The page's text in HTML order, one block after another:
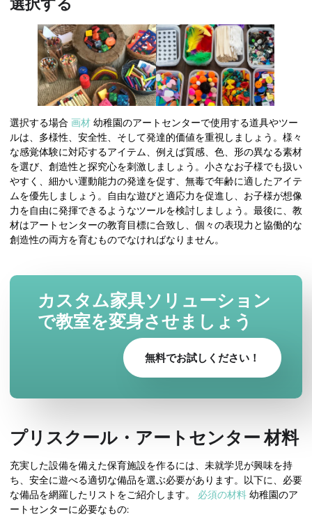
選択する場合 画材 幼稚園のアートセンターで使用する道具やツー
ルは、多様性、安全性、そして発達的価値を重視しましょう。様々
な感覚体験に対応するアイテム、例えば質感、色、形の異なる素材
を選び、創造性と探究心を刺激しましょう。小さなお子様でも扱い
やすく、細かい運動能力の発達を促す、無毒で年齢に適したアイテ
ムを優先しましょう。自由な遊びと適応力を促進し、お子様が想像
力を自由に発揮できるようなツールを検討しましょう。最後に、教
材はアートセンターの教育目標に合致し、個々の表現力と協働的な
創造性の両方を育むものでなければなりません。
カスタム家具ソリューション
で教室を変身させましょう
無料でお試しください！
プリスクール・アートセンター材料
充実した設備を備えた保育施設を作るには、未就学児が興味を持
ち、安全に遊べる適切な備品を選ぶ必要があります。以下に、必要
な備品を網羅したリストをご紹介します。
必須の材料 幼稚園のア
ートセンターに必要なもの: